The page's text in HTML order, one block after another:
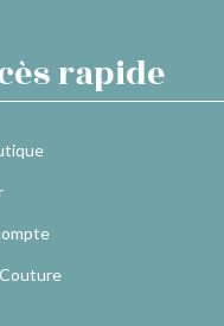
rapide